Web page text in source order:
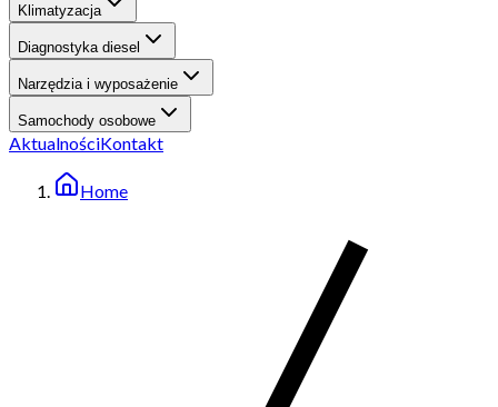
Klimatyzacja
Diagnostyka diesel
Narzędzia i wyposażenie
Samochody osobowe
AktualnościKontakt
Home